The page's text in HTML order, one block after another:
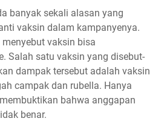
banyak sekali alasan yang
vaksin dalam kampanyenya.
vaksin bisa
Salah satu vaksin yang disebut-
dampak tersebut adalah vaksin
campak dan rubella. Hanya
bahwa anggapan
benar.